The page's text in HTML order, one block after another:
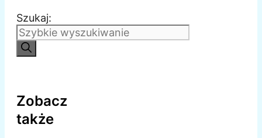
Szukaj:
Zobacz
także